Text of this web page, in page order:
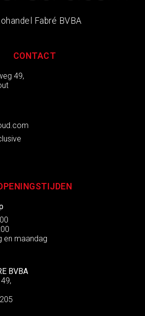
Fabré BVBA
CONTACT
49,
en maandag
BVBA